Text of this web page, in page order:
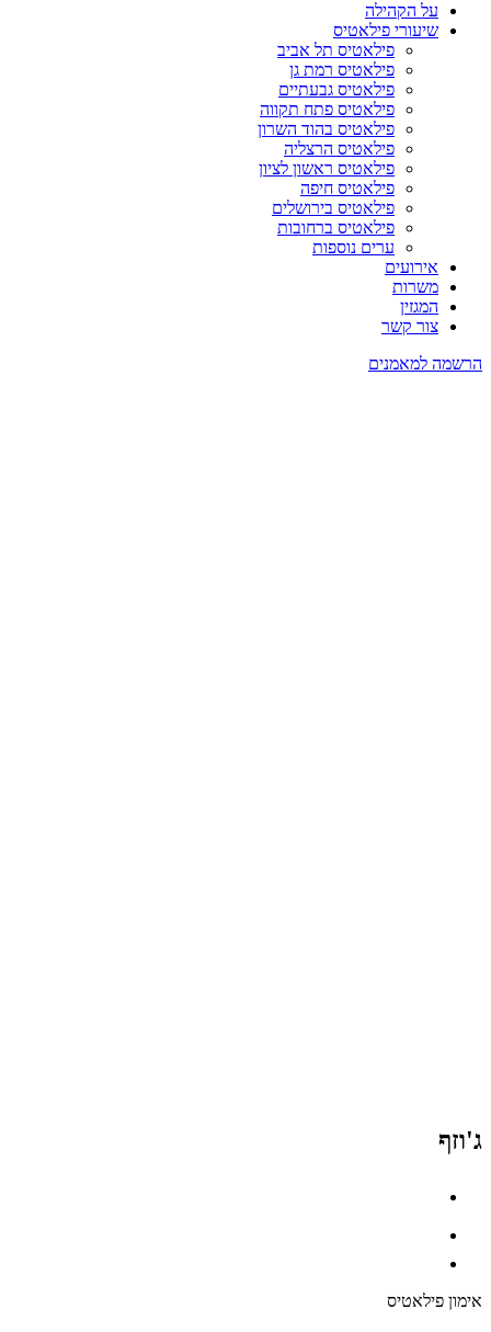
על הקהילה
שיעורי פילאטיס
פילאטיס תל אביב
פילאטיס רמת גן
פילאטיס גבעתיים
פילאטיס פתח תקווה
פילאטיס בהוד השרון
פילאטיס הרצליה
פילאטיס ראשון לציון
פילאטיס חיפה
פילאטיס בירושלים
פילאטיס ברחובות
ערים נוספות
אירועים
משרות
המגזין
צור קשר
הרשמה למאמנים
ג'וזף
אימון פילאטיס